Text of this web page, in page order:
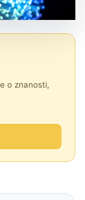
o znanosti,